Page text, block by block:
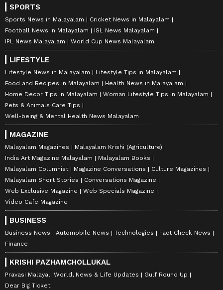
SPORTS
Sports News in Malayalam
Cricket News in Malayalam
Football News in Malayalam
ISL News Malayalam
IPL News Malayalam
World Cup News Malayalam
LIFESTYLE
Lifestyle News in Malayalam
Lifestyle Tips in Malayalam
Food and Recipes in Malayalam
Health News in Malayalam
Home Decor Tips in Malayalam
Woman Lifestyle Tips in Malayalam
Pets & Animals Care Tips
Well-being & Mental Health News Malayalam
MAGAZINE
Malayalam Magazines
Malayalam Krishi (Agriculture)
India Art Magazine Malayalam
Malayalam Books
Malayalam Columnist
Magazine Conversations
Culture Magazines
Malayalam Short Stories
Conversations Magazine
Web Exclusive Magazine
Web Specials Magazine
Video Cafe Magazine
BUSINESS
Business News Automobile News Technologies
Fact Check News
Finance
KRISHI PAZHAMCHOLLUKAL
Pravasi Malayali World, News & Life Updates
Gulf Round Up
Dear Big Ticket